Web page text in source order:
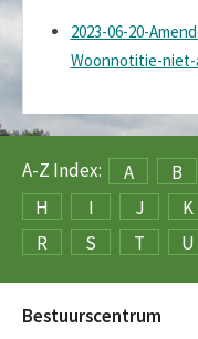
2023-06-20-
Woonnotitie-
A-Z Index: A B
H
I J K
R
S T U
Bestuurscentrum